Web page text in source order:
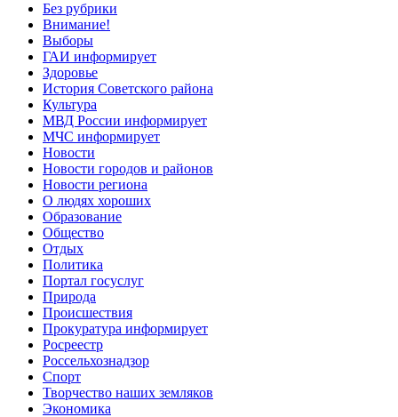
Без рубрики
Внимание!
Выборы
ГАИ информирует
Здоровье
История Советского района
Культура
МВД России информирует
МЧС информирует
Новости
Новости городов и районов
Новости региона
О людях хороших
Образование
Общество
Отдых
Политика
Портал госуслуг
Природа
Происшествия
Прокуратура информирует
Росреестр
Россельхознадзор
Спорт
Творчество наших земляков
Экономика